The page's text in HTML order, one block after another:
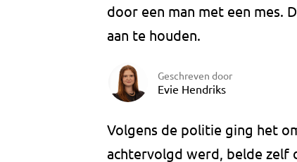
door een man met een mes.
aan te houden.
Geschreven door
Evie Hendriks
Volgens de politie ging het
achtervolgd werd, belde zelf